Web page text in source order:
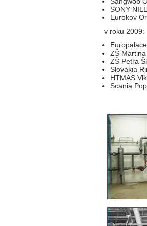
SONY
Eurokov
v roku 2009:
ZŠ
ZŠ Petra
Slovakia
HTMAS
Scania